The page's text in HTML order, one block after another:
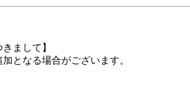
まして】
となる場合がございます。